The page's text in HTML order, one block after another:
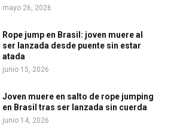
mayo 26, 2026
Rope jump en Brasil: joven muere al
ser lanzada desde puente sin estar
atada
junio 15, 2026
Joven muere en salto de rope jumping
en Brasil tras ser lanzada sin cuerda
junio 14, 2026